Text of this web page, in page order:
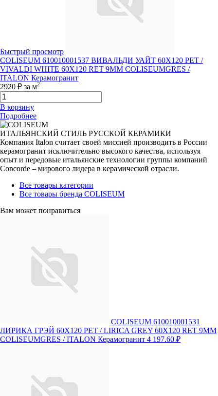
Быстрый просмотр
COLISEUM 610010001537 ВИВАЛЬДИ УАЙТ 60X120 РЕТ /
VIVALDI WHITE 60X120 RET 9MM COLISEUMGRES /
ITALON Керамогранит
2920 ₽ за м2
В корзину
Подробнее
ИТАЛЬЯНСКИЙ СТИЛЬ РУССКОЙ КЕРАМИКИ
Компания Italon считает своей миссией производить в России
керамогранит исключительно высокого качества, используя
опыт и передовые итальянские технологии группы компаний
Concorde – мирового лидера в керамической отрасли.
Все товары категории
Все товары бренда COLISEUM
Вам может понравиться
COLISEUM 610010001531
ЛИРИКА ГРЭЙ 60X120 РЕТ / LIRICA GREY 60X120 RET 9MM
COLISEUMGRES / ITALON Керамогранит 4 197.60 ₽